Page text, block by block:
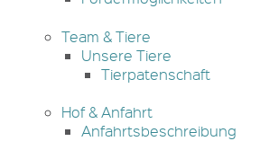
Team & Tiere
Unsere Tiere
Tierpatenschaft
Hof & Anfahrt
Anfahrtsbeschreibung